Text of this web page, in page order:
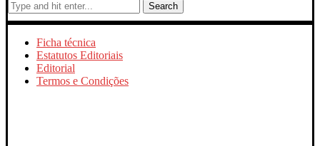
Search
Ficha técnica
Estatutos Editoriais
Editorial
Termos e Condições